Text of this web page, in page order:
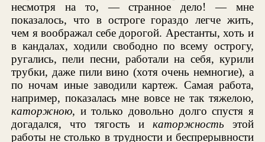
несмотря на то, — странное дело! — мне
показалось, что в остроге гораздо легче жить,
чем я воображал себе дорогой. Арестанты, хоть и
в кандалах, ходили свободно по всему острогу,
ругались, пели песни, работали на себя, курили
трубки, даже пили вино (хотя очень немногие), а
по ночам иные заводили картеж. Самая работа,
например, показалась мне вовсе не так тяжелою,
каторжною, и только довольно долго спустя я
догадался, что тягость и каторжность этой
работы не столько в трудности и беспрерывности